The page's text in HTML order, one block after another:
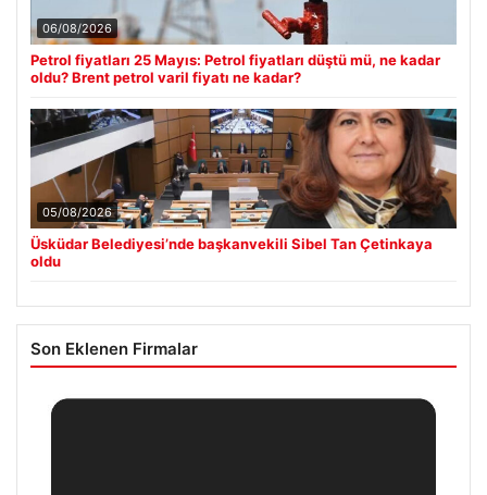
06/08/2026
Petrol fiyatları 25 Mayıs: Petrol fiyatları düştü mü, ne kadar
oldu? Brent petrol varil fiyatı ne kadar?
05/08/2026
Üsküdar Belediyesi’nde başkanvekili Sibel Tan Çetinkaya
oldu
Son Eklenen Firmalar